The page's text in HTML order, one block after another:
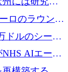
ラが不足し
ロのラウンド
ドルのシード
フォームを
AIエージ
ドを調達